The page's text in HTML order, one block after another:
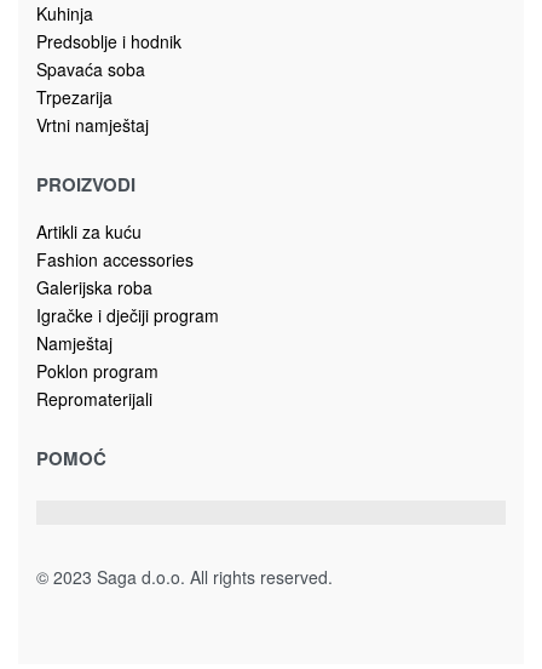
Kuhinja
Predsoblje i hodnik
Spavaća soba
Trpezarija
Vrtni namještaj
PROIZVODI
Artikli za kuću
Fashion accessories
Galerijska roba
Igračke i dječiji program
Namještaj
Poklon program
Repromaterijali
POMOĆ
© 2023 Saga d.o.o. All rights reserved.